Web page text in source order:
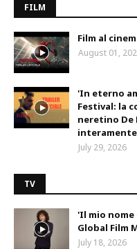
FILM
Film al
August 01,
'In eterno
Festival: la
neretino De
July 29, 2026
TV
'Il mio nome
Global Film
July 18, 2026